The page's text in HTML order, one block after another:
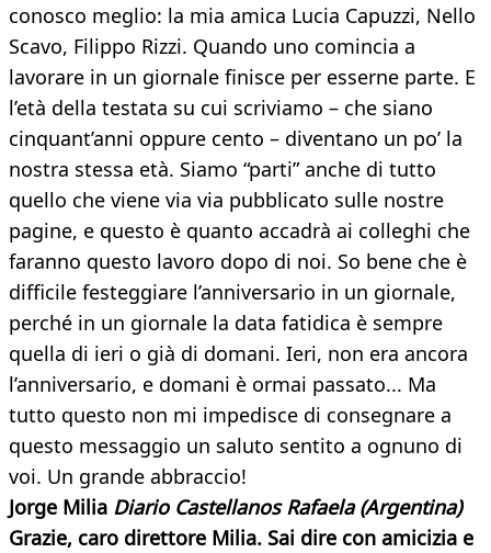
conosco meglio: la mia amica Lucia Capuzzi, Nello
Scavo, Filippo Rizzi. Quando uno comincia a
lavorare in un giornale finisce per esserne parte. E
l’età della testata su cui scriviamo – che siano
cinquant’anni oppure cento – diventano un po’ la
nostra stessa età. Siamo “parti” anche di tutto
quello che viene via via pubblicato sulle nostre
pagine, e questo è quanto accadrà ai colleghi che
faranno questo lavoro dopo di noi. So bene che è
difficile festeggiare l’anniversario in un giornale,
perché in un giornale la data fatidica è sempre
quella di ieri o già di domani. Ieri, non era ancora
l’anniversario, e domani è ormai passato... Ma
tutto questo non mi impedisce di consegnare a
questo messaggio un saluto sentito a ognuno di
voi. Un grande abbraccio!
Jorge Milia Diario Castellanos Rafaela (Argentina)
Grazie, caro direttore Milia. Sai dire con amicizia e